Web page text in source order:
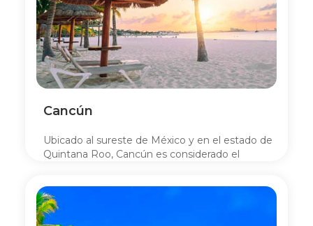
Cancún
Ubicado al sureste de México y en el estado de
Quintana Roo, Cancún es considerado el